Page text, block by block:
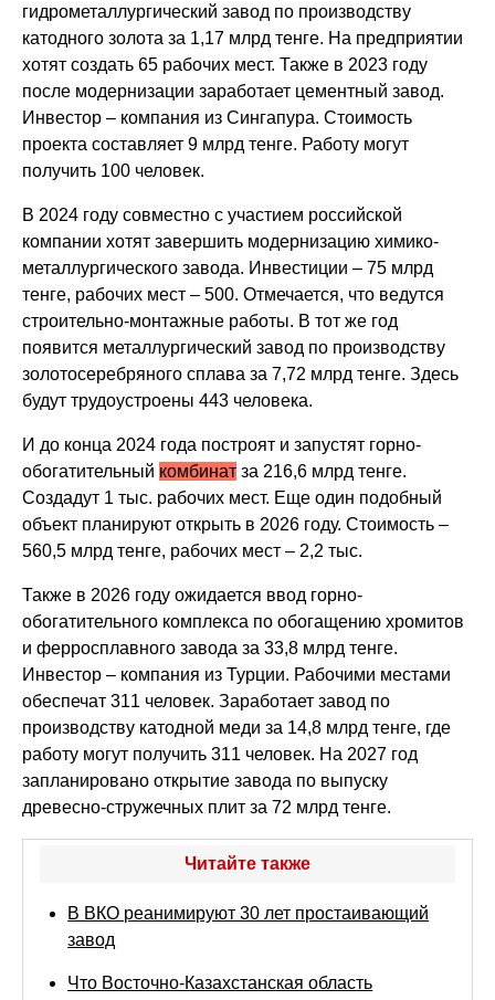
гидрометаллургический завод по производству
катодного золота за 1,17 млрд тенге. На предприятии
хотят создать 65 рабочих мест. Также в 2023 году
после модернизации заработает цементный завод.
Инвестор – компания из Сингапура. Стоимость
проекта составляет 9 млрд тенге. Работу могут
получить 100 человек.
В 2024 году совместно с участием российской
компании хотят завершить модернизацию химико-
металлургического завода. Инвестиции – 75 млрд
тенге, рабочих мест – 500. Отмечается, что ведутся
строительно-монтажные работы. В тот же год
появится металлургический завод по производству
золотосеребряного сплава за 7,72 млрд тенге. Здесь
будут трудоустроены 443 человека.
И до конца 2024 года построят и запустят горно-
обогатительный комбинат за 216,6 млрд тенге.
Создадут 1 тыс. рабочих мест. Еще один подобный
объект планируют открыть в 2026 году. Стоимость –
560,5 млрд тенге, рабочих мест – 2,2 тыс.
Также в 2026 году ожидается ввод горно-
обогатительного комплекса по обогащению хромитов
и ферросплавного завода за 33,8 млрд тенге.
Инвестор – компания из Турции. Рабочими местами
обеспечат 311 человек. Заработает завод по
производству катодной меди за 14,8 млрд тенге, где
работу могут получить 311 человек. На 2027 год
запланировано открытие завода по выпуску
древесно-стружечных плит за 72 млрд тенге.
Читайте также
В ВКО реанимируют 30 лет простаивающий
завод
Что Восточно-Казахстанская область